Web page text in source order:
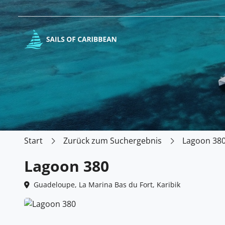
Start Zurück zum Suchergebnis Lagoon
Lagoon 380
Guadeloupe, La Marina Bas du Fort, Karibik